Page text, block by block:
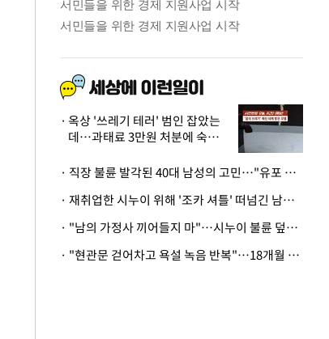
옥상 '쓰레기 테러' 범인 잡았는
데…과태료 3만원 처분에 숙박업
· 직장 불륜 발각된 40대 남성의 고민…"유포 동료 명예훼손·협박죄 고소 가능할까"
· 재취업한 시누이 위해 '조카 셔틀' 떠넘긴 남편…아내 "난 못한다"
· "남의 가정사 끼어들지 마"…시누이 불륜 덮으려는 남편에 억울한 아내
· "현관문 걷어차고 욕설 녹음 반복"…18개월 아기 키우는 집 뒤흔든 '앞집의 비극'